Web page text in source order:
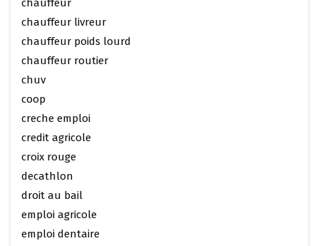
chauffeur
chauffeur livreur
chauffeur poids lourd
chauffeur routier
chuv
coop
creche emploi
credit agricole
croix rouge
decathlon
droit au bail
emploi agricole
emploi dentaire